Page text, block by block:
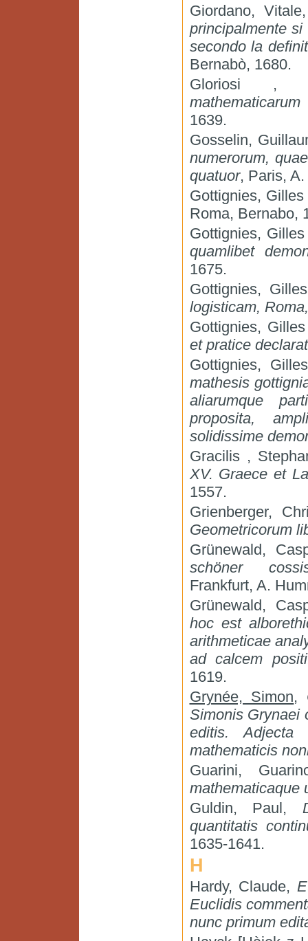
Giordano,
principalmente
secondo la
Bernabò, 1680.
Gloriosi ,
1639.
Gosselin,
numerorum,
quatuor, Paris,
Gottignies,
Roma, Bernabo,
Gottignies,
quamlibet
1675.
Gottignies,
logisticam,
Gottignies,
et pratice
Gottignies,
mathesis
aliarumque
proposita,
solidissime
Gracilis ,
XV. Graece et
1557.
Grienberger,
Geometricorum
Grünewald,
schöner
Frankfurt, A.
Grünewald,
hoc est
arithmeticae
ad calcem
1619.
Grynée, Simon,
Simonis Grynaei
editis. Adjecta
mathematicis
Guarini,
mathematicaque
Guldin, Paul,
quantitatis
1635-1641.
H
Hardy, Claude,
Euclidis
nunc primum